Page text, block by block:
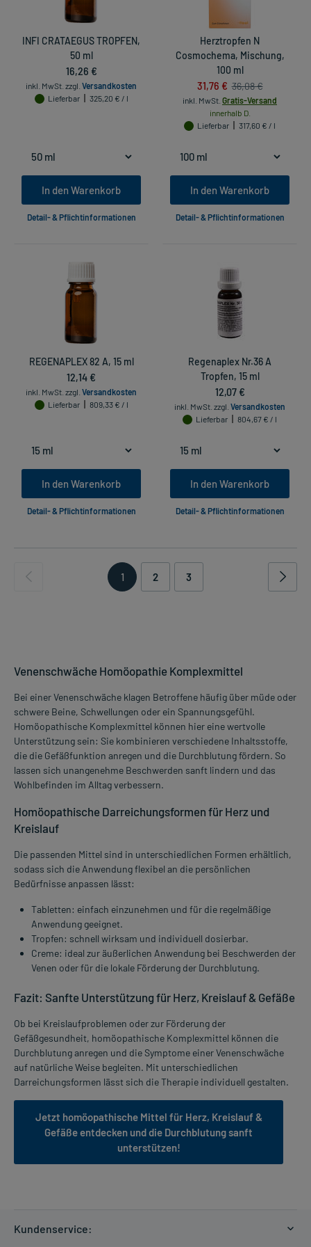
INFI CRATAEGUS TROPFEN,
50 ml
16,26 €
inkl. MwSt. zzgl. Versandkosten
Lieferbar
325,20 € / l
In den Warenkorb
Detail- & Pflichtinformationen
Herztropfen N
Cosmochema, Mischung,
100 ml
31,76 € 36,08 €
inkl. MwSt. Gratis-Versand
innerhalb D.
Lieferbar
317,60 € / l
In den Warenkorb
Detail- & Pflichtinformationen
REGENAPLEX 82 A, 15 ml
12,14 €
inkl. MwSt. zzgl. Versandkosten
Lieferbar
809,33 € / l
In den Warenkorb
Detail- & Pflichtinformationen
Regenaplex Nr.36 A
Tropfen, 15 ml
12,07 €
inkl. MwSt. zzgl. Versandkosten
Lieferbar
804,67 € / l
In den Warenkorb
Detail- & Pflichtinformationen
1 2 3
Venenschwäche Homöopathie Komplexmittel
Bei einer Venenschwäche klagen Betroffene häufig über müde oder
schwere Beine, Schwellungen oder ein Spannungsgefühl.
Homöopathische Komplexmittel können hier eine wertvolle
Unterstützung sein: Sie kombinieren verschiedene Inhaltsstoffe,
die die Gefäßfunktion anregen und die Durchblutung fördern. So
lassen sich unangenehme Beschwerden sanft lindern und das
Wohlbefinden im Alltag verbessern.
Homöopathische Darreichungsformen für Herz und
Kreislauf
Die passenden Mittel sind in unterschiedlichen Formen erhältlich,
sodass sich die Anwendung flexibel an die persönlichen
Bedürfnisse anpassen lässt:
Tabletten: einfach einzunehmen und für die regelmäßige
Anwendung geeignet.
Tropfen: schnell wirksam und individuell dosierbar.
Creme: ideal zur äußerlichen Anwendung bei Beschwerden der
Venen oder für die lokale Förderung der Durchblutung.
Fazit: Sanfte Unterstützung für Herz, Kreislauf & Gefäße
Ob bei Kreislaufproblemen oder zur Förderung der
Gefäßgesundheit, homöopathische Komplexmittel können die
Durchblutung anregen und die Symptome einer Venenschwäche
auf natürliche Weise begleiten. Mit unterschiedlichen
Darreichungsformen lässt sich die Therapie individuell gestalten.
Jetzt homöopathische Mittel für Herz, Kreislauf &
Gefäße entdecken und die Durchblutung sanft
unterstützen!
Kundenservice: